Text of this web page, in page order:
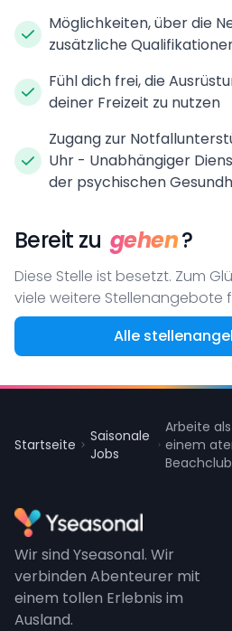
Möglichkeiten, über die
zusätzliche
Fühl dich frei, die
deiner Freizeit zu nutzen
Zugang zur
Uhr - Unabhängiger
der psychischen
Bereit zu gehen?
Diese Stelle ist besetzt. Zum
viele weitere Stellenangebote
Alle
Startseite
Saisonale
Jobs
Arbeite
einem
Wir sind Yseasonal. Wir
verbinden Abenteurer mit
einem tollen Erlebnis im
Ausland.